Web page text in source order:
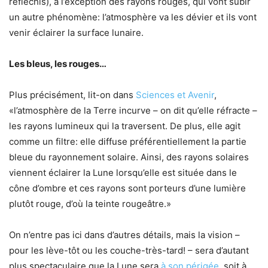
un autre phénomène: l’atmosphère va les dévier et ils vont
venir éclairer la surface lunaire.
Les bleus, les rouges…
Plus précisément, lit-on dans Sciences et Avenir,
«l’atmosphère de la Terre incurve – on dit qu’elle réfracte –
les rayons lumineux qui la traversent. De plus, elle agit
comme un filtre: elle diffuse préférentiellement la partie
bleue du rayonnement solaire. Ainsi, des rayons solaires
viennent éclairer la Lune lorsqu’elle est située dans le
cône d’ombre et ces rayons sont porteurs d’une lumière
plutôt rouge, d’où la teinte rougeâtre.»
On n’entre pas ici dans d’autres détails, mais la vision –
pour les lève-tôt ou les couche-très-tard! – sera d’autant